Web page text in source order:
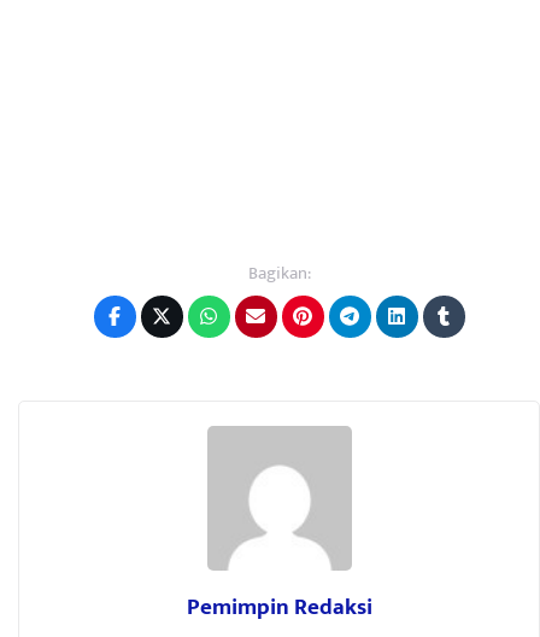
Bagikan:
Pemimpin Redaksi